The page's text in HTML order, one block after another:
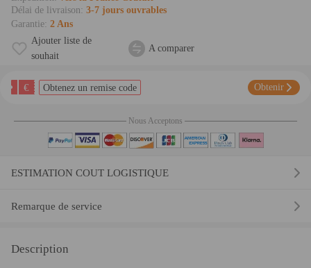
Délai de livraison: 3-7 jours ouvrables
Garantie: 2 Ans
Ajouter liste de
souhait
A comparer
€ Obtenez un remise code Obtenir
Nous Acceptons
ESTIMATION COUT LOGISTIQUE
Remarque de service
Description